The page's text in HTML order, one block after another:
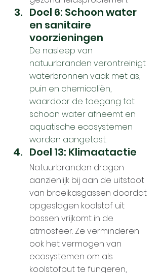
Doel 6: Schoon water
en sanitaire
voorzieningen
De nasleep van
natuurbranden verontreinigt
waterbronnen vaak met as,
puin en chemicaliën,
waardoor de toegang tot
schoon water afneemt en
aquatische ecosystemen
worden aangetast.
Doel 13: Klimaatactie
Natuurbranden dragen
aanzienlijk bij aan de uitstoot
van broeikasgassen doordat
opgeslagen koolstof uit
bossen vrijkomt in de
atmosfeer. Ze verminderen
ook het vermogen van
ecosystemen om als
koolstofput te fungeren,